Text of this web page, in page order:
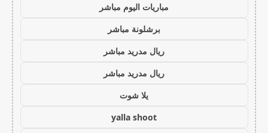
مباريات اليوم مباشر
برشلونة مباشر
ريال مدريد مباشر
ريال مدريد مباشر
يلا شوت
yalla shoot